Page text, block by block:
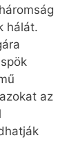
hálát.
az